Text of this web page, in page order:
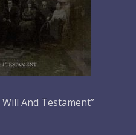
And Testament”